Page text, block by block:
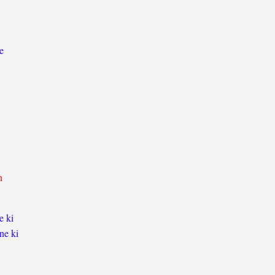
ki
ki